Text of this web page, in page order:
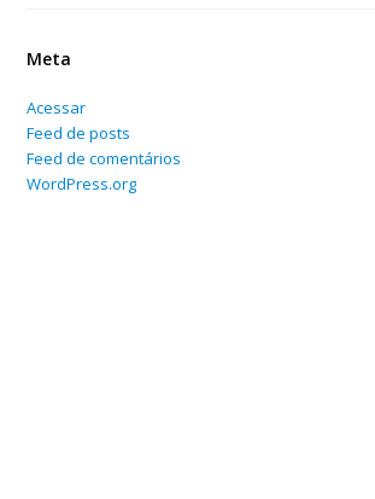
Meta
Acessar
Feed de posts
Feed de comentários
WordPress.org